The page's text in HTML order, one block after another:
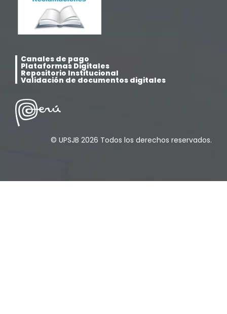
Canales de pago
Plataformas Digitales
Repositorio Institucional
Validación de documentos digitales
© UPSJB 2026 Todos los derechos reservados.